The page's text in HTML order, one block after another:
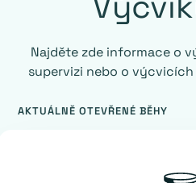
Najděte zde informace o
supervizi nebo o
AKTUÁLNĚ OTEVŘENÉ BĚHY